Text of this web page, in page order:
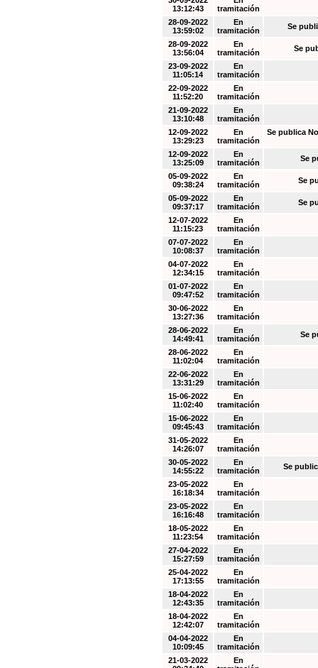
13:12:43
tramitación
28-09-2022
13:59:02
En
tramitación
Se
28-09-2022
13:56:04
En
tramitación
Se
23-09-2022
11:05:14
En
tramitación
22-09-2022
11:52:20
En
tramitación
21-09-2022
13:10:48
En
tramitación
12-09-2022
13:29:23
En
tramitación
Se publica
12-09-2022
13:25:09
En
tramitación
Se
05-09-2022
09:38:24
En
tramitación
Se
05-09-2022
09:37:17
En
tramitación
Se
12-07-2022
11:15:23
En
tramitación
07-07-2022
10:08:37
En
tramitación
04-07-2022
12:34:15
En
tramitación
01-07-2022
09:47:52
En
tramitación
30-06-2022
13:27:36
En
tramitación
28-06-2022
14:49:41
En
tramitación
Se
28-06-2022
11:02:04
En
tramitación
22-06-2022
13:31:29
En
tramitación
15-06-2022
11:02:40
En
tramitación
15-06-2022
09:45:43
En
tramitación
31-05-2022
14:26:07
En
tramitación
30-05-2022
14:55:22
En
tramitación
Se
23-05-2022
16:18:34
En
tramitación
23-05-2022
16:16:48
En
tramitación
18-05-2022
11:23:54
En
tramitación
27-04-2022
15:27:59
En
tramitación
25-04-2022
17:13:55
En
tramitación
18-04-2022
12:43:35
En
tramitación
18-04-2022
12:42:07
En
tramitación
04-04-2022
10:09:45
En
tramitación
21-03-2022
En